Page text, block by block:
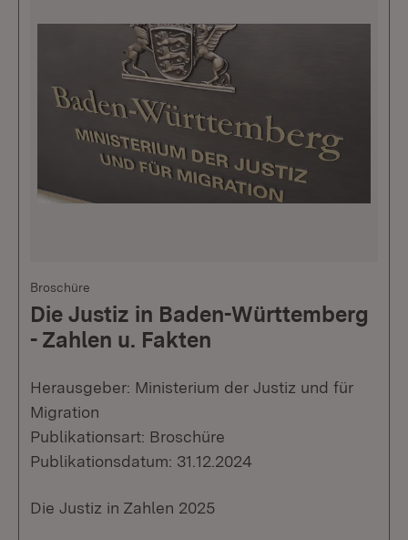
Broschüre
Die Justiz in Baden-Württemberg
- Zahlen u. Fakten
Herausgeber: Ministerium der Justiz und für
Migration
Publikationsart: Broschüre
Publikationsdatum: 31.12.2024
Die Justiz in Zahlen 2025